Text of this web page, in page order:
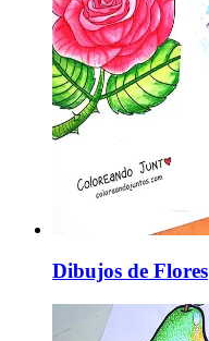
Dibujos de Flores